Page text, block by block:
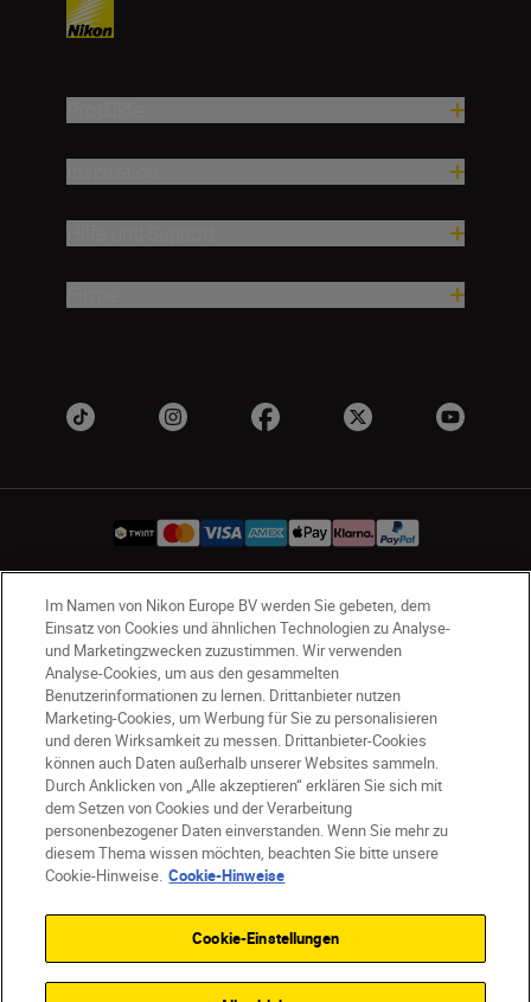
CH Nikon Sites
Kontaktieren Sie uns
Datenschutzhinweis
Nutzungsbedingungen
Geschäftsbedingungen des Nikon Stores
Cookie-Hinweise
Barrierefreiheit
Cookie-Einstellungen
© 2026 Nikon
Im Namen von Nikon Europe BV werden Sie gebeten, dem
Einsatz von Cookies und ähnlichen Technologien zu Analyse-
und Marketingzwecken zuzustimmen. Wir verwenden
Analyse-Cookies, um aus den gesammelten
Benutzerinformationen zu lernen. Drittanbieter nutzen
Marketing-Cookies, um Werbung für Sie zu personalisieren
und deren Wirksamkeit zu messen. Drittanbieter-Cookies
können auch Daten außerhalb unserer Websites sammeln.
Durch Anklicken von „Alle akzeptieren“ erklären Sie sich mit
dem Setzen von Cookies und der Verarbeitung
personenbezogener Daten einverstanden. Wenn Sie mehr zu
diesem Thema wissen möchten, beachten Sie bitte unsere
Cookie-Hinweise. Cookie-Hinweise
Cookie-Einstellungen